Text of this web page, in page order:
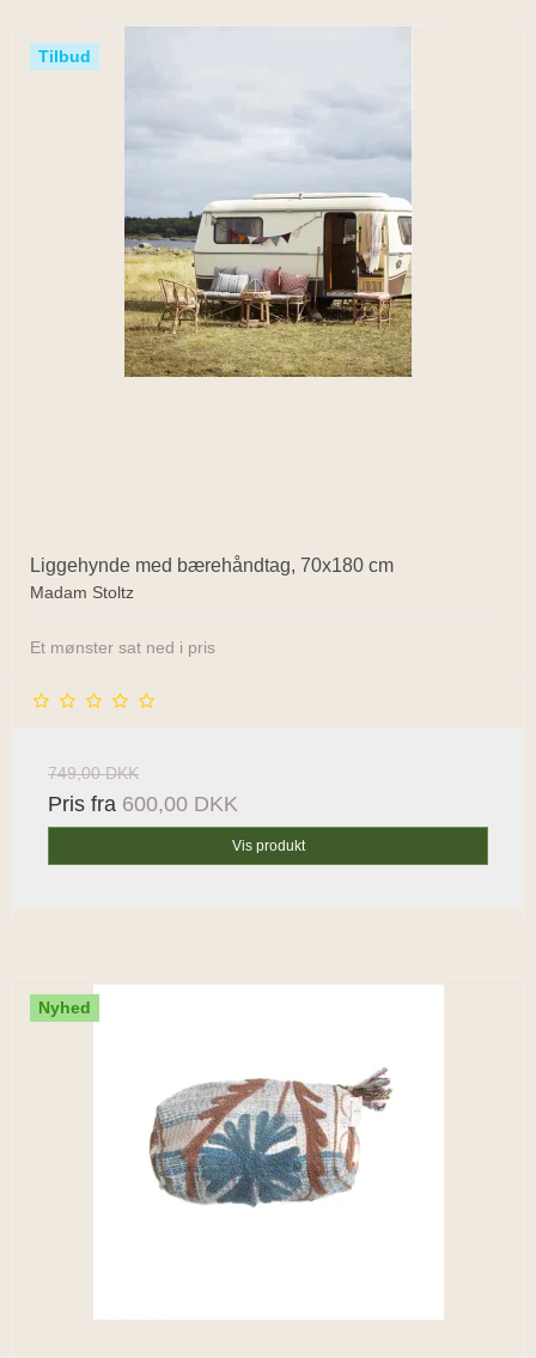
Tilbud
Liggehynde med bærehåndtag, 70x180 cm
Madam Stoltz
Et mønster sat ned i pris
749,00 DKK
Pris fra 600,00 DKK
Vis produkt
Nyhed